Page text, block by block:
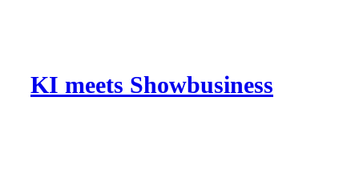
KI meets Showbusiness